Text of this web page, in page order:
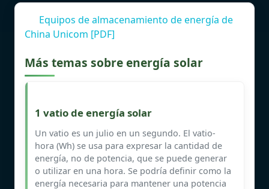
Equipos de almacenamiento de energía de
China Unicom [PDF]
Más temas sobre energía solar
1 vatio de energía solar
Un vatio es un julio en un segundo. El vatio-
hora (Wh) se usa para expresar la cantidad de
energía, no de potencia, que se puede generar
o utilizar en una hora. Se podría definir como la
energía necesaria para mantener una potencia